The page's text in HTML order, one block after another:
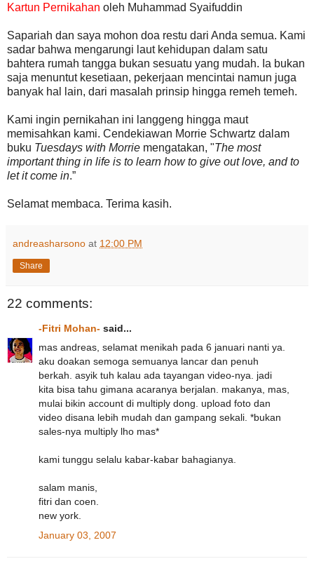
Kartun Pernikahan oleh Muhammad Syaifuddin
Sapariah dan saya mohon doa restu dari Anda semua. Kami
sadar bahwa mengarungi laut kehidupan dalam satu
bahtera rumah tangga bukan sesuatu yang mudah. Ia bukan
saja menuntut kesetiaan, pekerjaan mencintai namun juga
banyak hal lain, dari masalah prinsip hingga remeh temeh.
Kami ingin pernikahan ini langgeng hingga maut
memisahkan kami. Cendekiawan Morrie Schwartz dalam
buku Tuesdays with Morrie mengatakan, "The most
important thing in life is to learn how to give out love, and to
let it come in.”
Selamat membaca. Terima kasih.
andreasharsono at 12:00 PM
Share
22 comments:
-Fitri Mohan- said...
mas andreas, selamat menikah pada 6 januari nanti ya.
aku doakan semoga semuanya lancar dan penuh
berkah. asyik tuh kalau ada tayangan video-nya. jadi
kita bisa tahu gimana acaranya berjalan. makanya, mas,
mulai bikin account di multiply dong. upload foto dan
video disana lebih mudah dan gampang sekali. *bukan
sales-nya multiply lho mas*
kami tunggu selalu kabar-kabar bahagianya.
salam manis,
fitri dan coen.
new york.
January 03, 2007